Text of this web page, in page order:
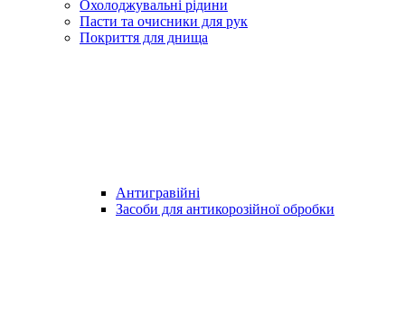
Охолоджувальні рідини
Пасти та очисники для рук
Покриття для днища
Антигравійні
Засоби для антикорозійної обробки